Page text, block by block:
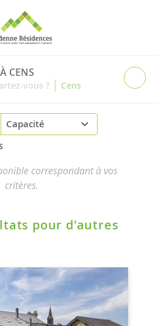
CENS
vous ? | Cens
correspondant à vos
critères.
pour d'autres